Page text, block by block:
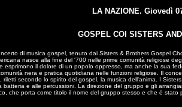
LA NAZIONE. Giovedì
GOSPEL COI SISTERS
di musica gospel, tenuto dai Sisters & Brothers Gospel
nasce alla fine del '700 nelle prime comunità religiose
il dolore di un popolo oppresso, ma anche la sua
nera e pratica quotidiana nelle funzioni religiose. Il
secondo lo spirito del gospel, la musica dell'anima. I
e alle percussioni. La direzione del gruppo e gli
che porta come titolo il nome del gruppo stesso e che è stato